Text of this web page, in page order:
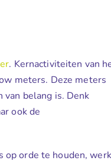
. Kernactiviteiten van
meters. Deze meters
belang is. Denk
ook de
op orde te houden,